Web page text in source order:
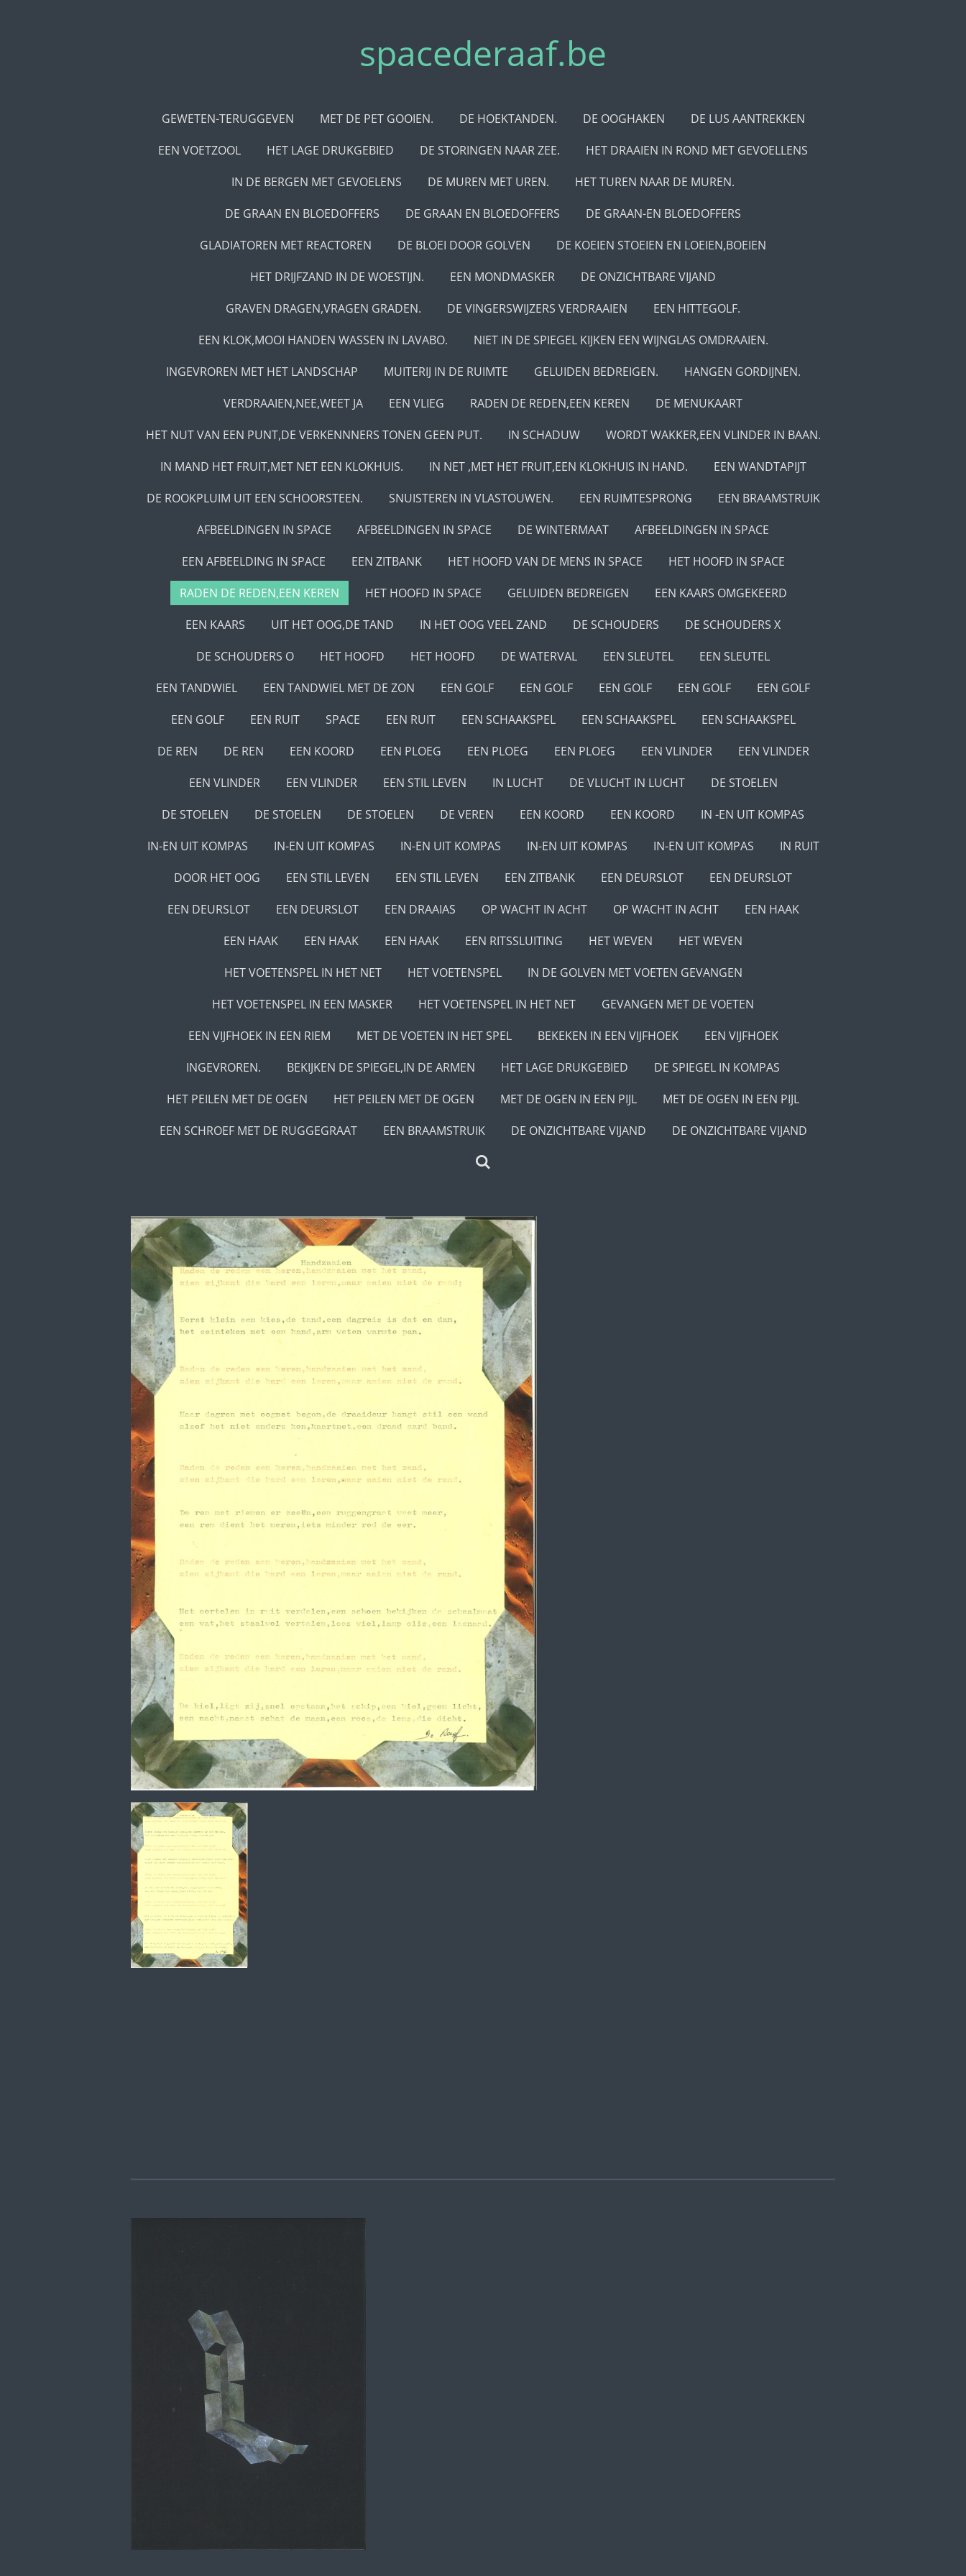
spacederaaf.be
GEWETEN-TERUGGEVEN MET DE PET GOOIEN. DE HOEKTANDEN. DE OOGHAKEN
DE LUS AANTREKKEN
EEN VOETZOOL
HET LAGE DRUKGEBIED DE STORINGEN NAAR ZEE.
HET DRAAIEN IN ROND MET GEVOELLENS
IN DE BERGEN MET GEVOELENS
DE MUREN MET UREN.
HET TUREN NAAR DE MUREN.
DE GRAAN EN BLOEDOFFERS
DE GRAAN EN BLOEDOFFERS
DE GRAAN-EN BLOEDOFFERS
GLADIATOREN MET REACTOREN
DE BLOEI DOOR GOLVEN
DE KOEIEN STOEIEN EN LOEIEN,BOEIEN
HET DRIJFZAND IN DE WOESTIJN.
EEN MONDMASKER
DE ONZICHTBARE VIJAND
GRAVEN DRAGEN,VRAGEN GRADEN.
DE VINGERSWIJZERS VERDRAAIEN
EEN HITTEGOLF.
EEN KLOK,MOOI HANDEN WASSEN IN LAVABO.
NIET IN DE SPIEGEL KIJKEN EEN WIJNGLAS OMDRAAIEN.
INGEVROREN MET HET LANDSCHAP
MUITERIJ IN DE RUIMTE GELUIDEN BEDREIGEN.
HANGEN GORDIJNEN.
VERDRAAIEN,NEE,WEET JA
EEN VLIEG RADEN DE REDEN,EEN KEREN
DE MENUKAART
HET NUT VAN EEN PUNT,DE VERKENNNERS TONEN GEEN PUT.
IN SCHADUW
WORDT WAKKER,EEN VLINDER IN BAAN.
IN MAND HET FRUIT,MET NET EEN KLOKHUIS.
IN NET ,MET HET FRUIT,EEN KLOKHUIS IN HAND.
EEN WANDTAPIJT
DE ROOKPLUIM UIT EEN SCHOORSTEEN.
SNUISTEREN IN VLASTOUWEN. EEN RUIMTESPRONG
EEN BRAAMSTRUIK
AFBEELDINGEN IN SPACE
AFBEELDINGEN IN SPACE DE WINTERMAAT
AFBEELDINGEN IN SPACE
EEN AFBEELDING IN SPACE
EEN ZITBANK HET HOOFD VAN DE MENS IN SPACE
HET HOOFD IN SPACE
RADEN DE REDEN,EEN KEREN
HET HOOFD IN SPACE GELUIDEN BEDREIGEN
EEN KAARS OMGEKEERD
EEN KAARS
UIT HET OOG,DE TAND IN HET OOG VEEL ZAND DE SCHOUDERS
DE SCHOUDERS X
DE SCHOUDERS O
HET HOOFD HET HOOFD DE WATERVAL EEN SLEUTEL
EEN SLEUTEL
EEN TANDWIEL
EEN TANDWIEL MET DE ZON EEN GOLF EEN GOLF EEN GOLF EEN GOLF
EEN GOLF
EEN GOLF
EEN RUIT SPACE EEN RUIT EEN SCHAAKSPEL EEN SCHAAKSPEL
EEN SCHAAKSPEL
DE REN
DE REN EEN KOORD EEN PLOEG EEN PLOEG EEN PLOEG EEN VLINDER
EEN VLINDER
EEN VLINDER
EEN VLINDER EEN STIL LEVEN IN LUCHT DE VLUCHT IN LUCHT
DE STOELEN
DE STOELEN
DE STOELEN DE STOELEN DE VEREN EEN KOORD EEN KOORD
IN -EN UIT KOMPAS
IN-EN UIT KOMPAS
IN-EN UIT KOMPAS IN-EN UIT KOMPAS IN-EN UIT KOMPAS IN-EN UIT KOMPAS
IN RUIT
DOOR HET OOG
EEN STIL LEVEN EEN STIL LEVEN EEN ZITBANK EEN DEURSLOT
EEN DEURSLOT
EEN DEURSLOT
EEN DEURSLOT EEN DRAAIAS OP WACHT IN ACHT OP WACHT IN ACHT
EEN HAAK
EEN HAAK
EEN HAAK EEN HAAK EEN RITSSLUITING HET WEVEN
HET WEVEN
HET VOETENSPEL IN HET NET
HET VOETENSPEL
IN DE GOLVEN MET VOETEN GEVANGEN
HET VOETENSPEL IN EEN MASKER
HET VOETENSPEL IN HET NET
GEVANGEN MET DE VOETEN
EEN VIJFHOEK IN EEN RIEM
MET DE VOETEN IN HET SPEL BEKEKEN IN EEN VIJFHOEK
EEN VIJFHOEK
INGEVROREN.
BEKIJKEN DE SPIEGEL,IN DE ARMEN HET LAGE DRUKGEBIED
DE SPIEGEL IN KOMPAS
HET PEILEN MET DE OGEN
HET PEILEN MET DE OGEN MET DE OGEN IN EEN PIJL
MET DE OGEN IN EEN PIJL
EEN SCHROEF MET DE RUGGEGRAAT
EEN BRAAMSTRUIK DE ONZICHTBARE VIJAND DE ONZICHTBARE VIJAND